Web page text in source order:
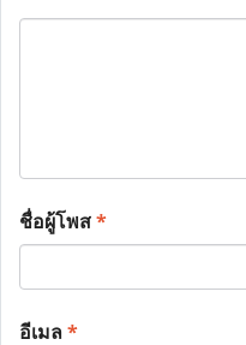
ชื่อผู้โพส*
อีเมล*